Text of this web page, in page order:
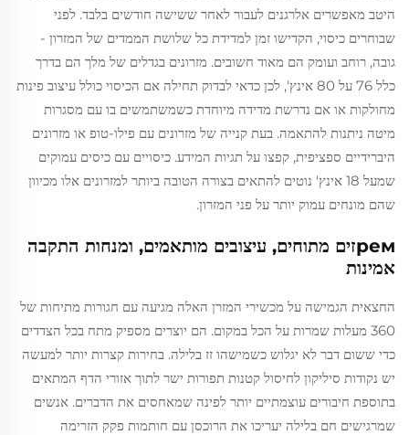
היטב מאפשרים אלרגנים לעבור לאחר ששישה חודשים בלבד. לפני
שבוחרים כיסוי, הקדישו זמן למדידת כל שלושת הממדים של המזרון -
גובה, רוחב ועומק הם מאוד חשובים. מזרונים בגדלים של מלך הם בדרך
כלל 76 על 80 אינץ', לכן כדאי לבדוק תחילה אם הכיסוי כולל עיצוב פינות
מחולקות או אם נדרשת מדידה מיוחדת כשמשתמשים בו עם מסגרות
מיטה ניתנות להתאמה. בעת קנייה של מזרונים עם פילו-טופ או מזרונים
היברידיים ספציפית, קפצו על תגיות המידע. כיסויים עם כיסים עמוקים
שמעל 18 אינץ' נוטים להתאים בצורה הטובה ביותר למזרונים אלו מכיוון
שהם מונחים עמוק יותר על פני המזרון.
ремזים מתוחים, עיצובים מותאמים, ומנחות התקבה
אמינות
החצאית הגמישה על מכשירי המזרן האלה מגיעה עם חגורות מתיחות של
360 מעלות שמרות על הכל במקום. הם יוצרים מספיק מתח בכל הצדדים
כדי ששום דבר לא יגלוש כשמישהו זז בלילה. בחירות קצרות יותר למעשה
יש נקודות סיליקון לחיסול קטנות תפורות ישר לתוך אזורי הדף המתאים
בתוספת חיבורים עוצמתיים יותר לפינה שמאחסים את הדברים. אנשים
שמרגישים חם בלילה יעריכו את הרוכסן עם חותמות פקק הזרימה